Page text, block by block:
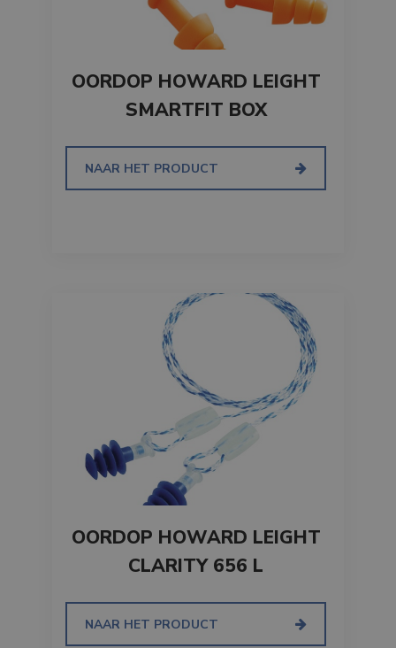
OORDOP HOWARD LEIGHT
SMARTFIT BOX
NAAR HET PRODUCT
OORDOP HOWARD LEIGHT
CLARITY 656 L
NAAR HET PRODUCT